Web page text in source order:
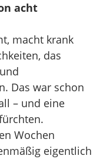
acht
macht krank
das
Das war schon
– und eine
Wochen
eigentlich